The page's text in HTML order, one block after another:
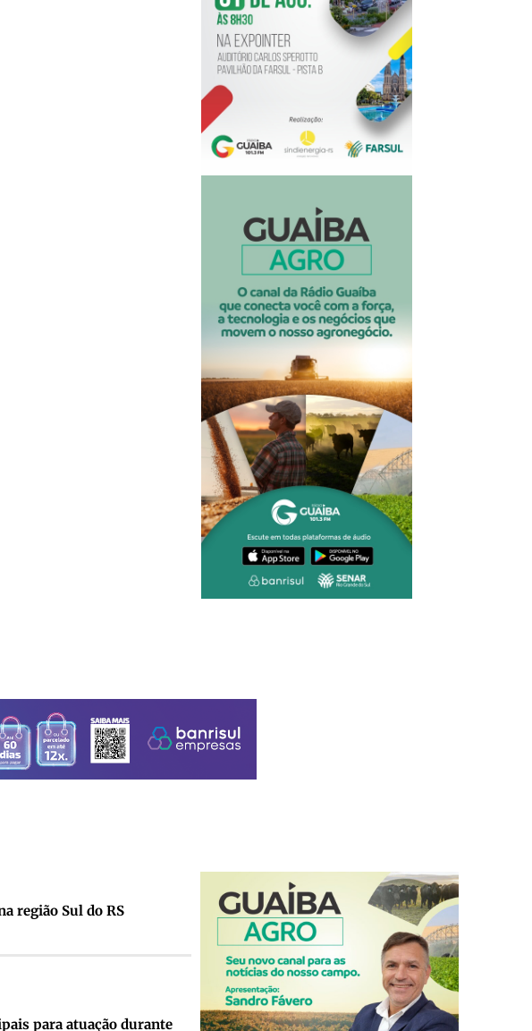
região Sul do RS
para atuação durante